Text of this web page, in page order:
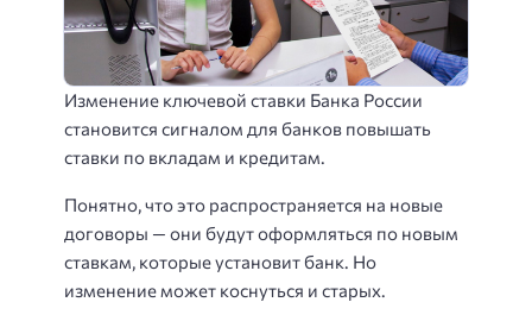
Изменение ключевой ставки Банка России
становится сигналом для банков повышать
ставки по вкладам и кредитам.
Понятно, что это распространяется на новые
договоры — они будут оформляться по новым
ставкам, которые установит банк. Но
изменение может коснуться и старых.